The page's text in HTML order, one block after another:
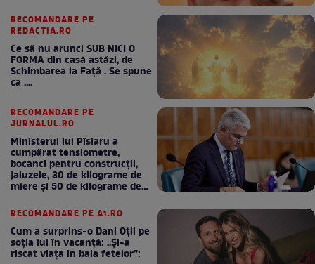
RECOMANDARE PE
REDACTIA.RO
Ce să nu arunci SUB NICI O
FORMA din casă astăzi, de
Schimbarea la Față . Se spune
ca ....
RECOMANDARE PE
JURNALUL.RO
Ministerul lui Pîslaru a
cumpărat tensiometre,
bocanci pentru construcții,
jaluzele, 30 de kilograme de
miere și 50 de kilograme de
RECOMANDARE PE A1.RO
Cum a surprins-o Dani Oțil pe
soția lui în vacanță: „Și-a
riscat viața în baia fetelor”: